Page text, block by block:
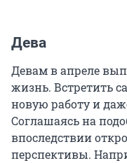
Дева
Девам в апреле
жизнь. Встретить
новую работу и
Соглашаясь на
впоследствии
перспективы.